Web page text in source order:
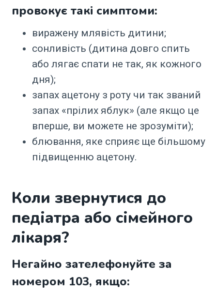
провокує такі симптоми:
виражену млявість дитини;
сонливість (дитина довго спить
або лягає спати не так, як кожного
дня);
запах ацетону з роту чи так званий
запах «прілих яблук» (але якщо це
вперше, ви можете не зрозуміти);
блювання, яке сприяє ще більшому
підвищенню ацетону.⠀
Коли звернутися до
педіатра або сімейного
лікаря?
Негайно зателефонуйте за
номером 103, якщо: